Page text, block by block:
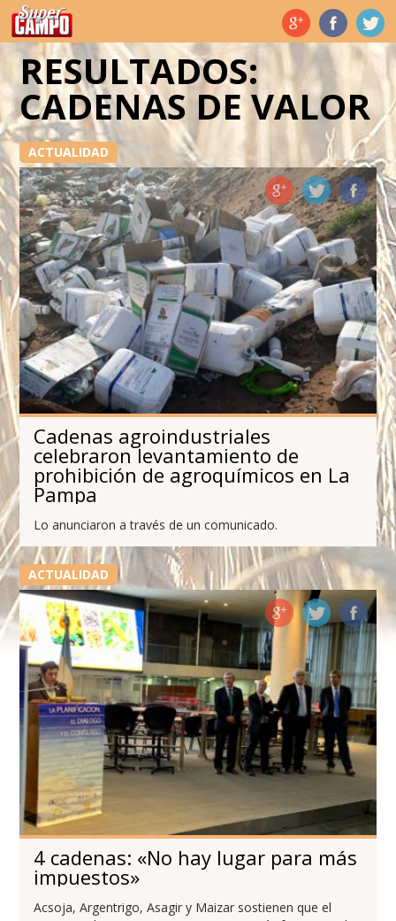
Temas de hoy
RESULTADOS:
CADENAS DE VALOR
ACTUALIDAD
Cadenas agroindustriales
celebraron levantamiento de
prohibición de agroquímicos en La
Pampa
Lo anunciaron a través de un comunicado.
ACTUALIDAD
4 cadenas: «No hay lugar para más
impuestos»
Acsoja, Argentrigo, Asagir y Maizar sostienen que el